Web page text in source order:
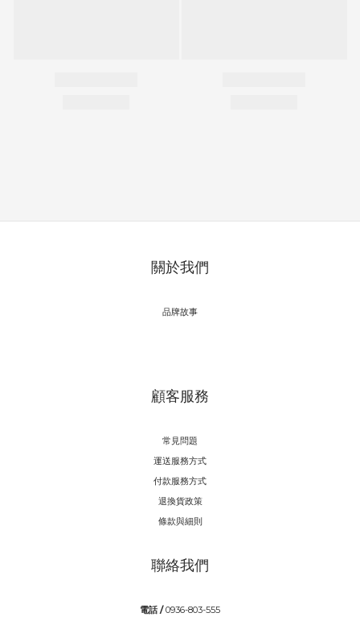
關於我們
品牌故事
顧客服務
常見問題
運送服務方式
付款服務方式
退換貨政策
條款與細則
聯絡我們
電話 /0936-803-555